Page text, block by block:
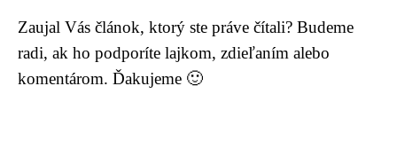
Zaujal Vás článok, ktorý ste práve čítali? Budeme
radi, ak ho podporíte lajkom, zdieľaním alebo
komentárom. Ďakujeme 🙂